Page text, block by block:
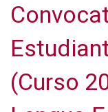
(Curso